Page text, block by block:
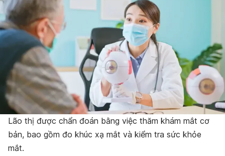
Lão thị được chẩn đoán bằng việc thăm khám mắt cơ
bản, bao gồm đo khúc xạ mắt và kiểm tra sức khỏe
mắt.